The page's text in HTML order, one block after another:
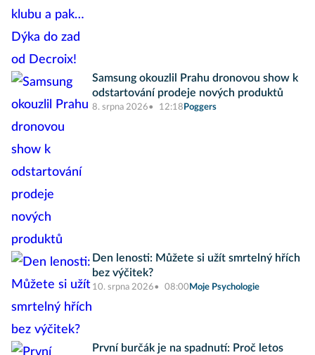
Samsung okouzlil Prahu dronovou show k
odstartování prodeje nových produktů
8. srpna 2026 12:18 Poggers
Den lenosti: Můžete si užít smrtelný hřích
bez výčitek?
10. srpna 2026 08:00 Moje Psychologie
První burčák je na spadnutí: Proč letos